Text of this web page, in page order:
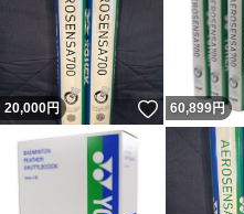
20,000円 いいね！
60,899円